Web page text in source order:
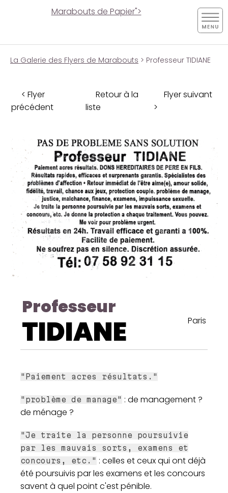
Marabouts de Papier">
La Galerie des Flyers de Marabouts > Professeur TIDIANE
< Flyer
précédent
Retour à la
liste
Flyer suivant
>
Professeur
TIDIANE Paris
"Paiement acres résultats."
"problème de manage" : de management ?
de ménage ?
"Je traite la personne poursuivie
par les mauvais sorts, examens et
concours, etc." : celles et ceux qui ont déjà
été poursuivis par les examens et les concours
savent à quel point c'est pénible.